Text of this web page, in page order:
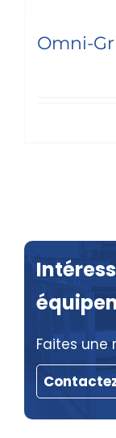
Omni-
Faites une